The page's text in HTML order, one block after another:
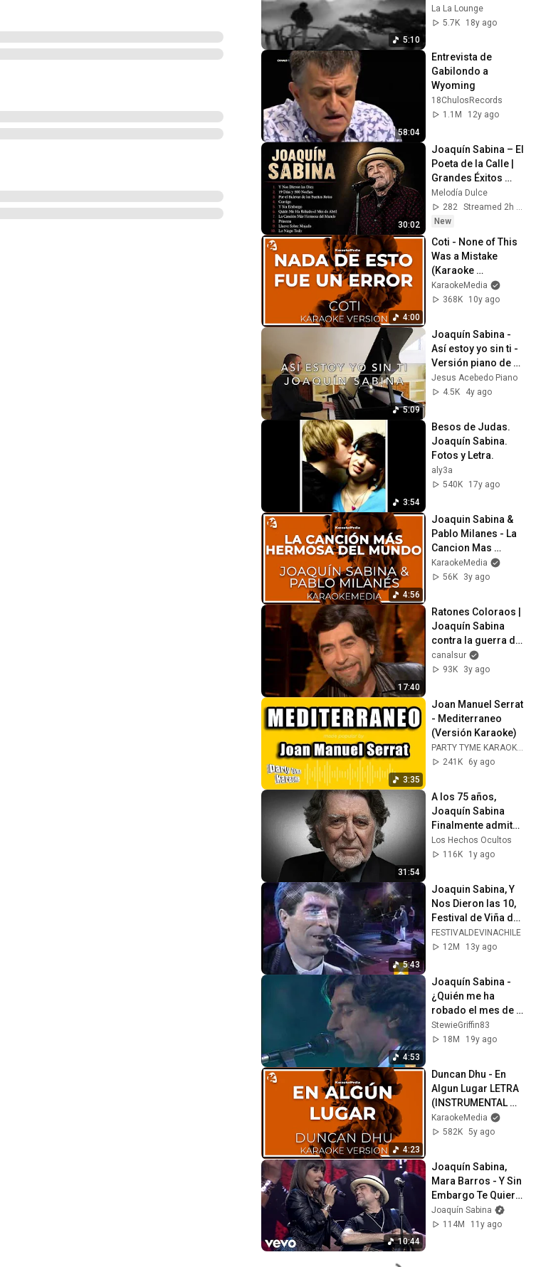
5:10
La La Lounge
5.7K
18y ago
58:04
Entrevista de
Gabilondo a
Wyoming
18ChulosRecords
1.1M
12y ago
30:02
Joaquín Sabina – El
Poeta de la Calle |
Grandes Éxitos
Inolvidables 💛
Melodía Dulce
282
Streamed 2h ago
New
4:00
Coti - None of This
Was a Mistake
(Karaoke
Instrumental)
KaraokeMedia
368K
10y ago
5:09
Joaquín Sabina -
Así estoy yo sin ti -
Versión piano de
Jesús Acebedo
(con letra)
Jesus Acebedo Piano
4.5K
4y ago
3:54
Besos de Judas.
Joaquín Sabina.
Fotos y Letra.
aly3a
540K
17y ago
4:56
Joaquin Sabina &
Pablo Milanes - La
Cancion Mas
Hermosa Del
Mundo LETRA
KaraokeMedia
56K
3y ago
17:40
Ratones Coloraos |
Joaquín Sabina
contra la guerra de
Irak y da sus
razones a Jesús
canalsur
93K
3y ago
3:35
Joan Manuel Serrat
- Mediterraneo
(Versión Karaoke)
PARTY TYME KARAOKE EN ESPAÑOL
241K
6y ago
31:54
A los 75 años,
Joaquín Sabina
Finalmente admite
lo que todos
sospechábamos
Los Hechos Ocultos
116K
1y ago
5:43
Joaquin Sabina, Y
Nos Dieron las 10,
Festival de Viña del
Mar 1993
FESTIVALDEVINACHILE
12M
13y ago
4:53
Joaquín Sabina -
¿Quién me ha
robado el mes de
abril?
StewieGriffin83
18M
19y ago
4:23
Duncan Dhu - En
Algun Lugar LETRA
(INSTRUMENTAL
KARAOKE) ISRC:
ES54I0326734
KaraokeMedia
582K 5y ago
10:44
Joaquín Sabina,
Mara Barros - Y Sin
Embargo Te Quiero
/ Y Sin Embargo
(Directo)
Joaquín Sabina
114M
11y ago